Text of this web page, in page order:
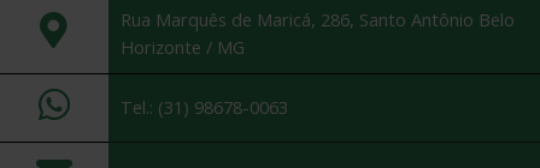
Rua Marquês de Maricá, 286, Santo Antônio Belo
Horizonte / MG
Tel.: (31) 98678-0063